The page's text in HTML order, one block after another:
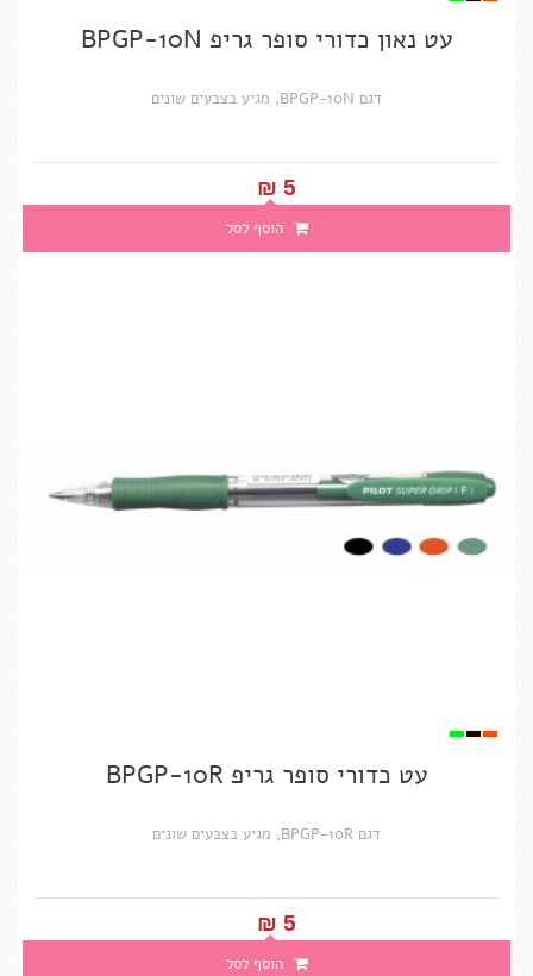
עט נאון כדורי סופר גריפ BPGP-10N
דגם BPGP-10N, מגיע בצבעים שונים
5 ₪‎
הוסף לסל
עט כדורי סופר גריפ BPGP-10R
דגם BPGP-10R, מגיע בצבעים שונים
5 ₪‎
הוסף לסל